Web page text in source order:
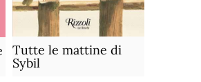
Tutte le mattine di
Sybil